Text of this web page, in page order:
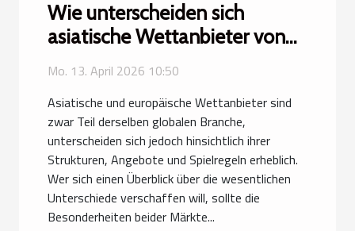
Wie unterscheiden sich
asiatische Wettanbieter von
europäischen?
Mo. 13. April 2026 10:50
Asiatische und europäische Wettanbieter sind
zwar Teil derselben globalen Branche,
unterscheiden sich jedoch hinsichtlich ihrer
Strukturen, Angebote und Spielregeln erheblich.
Wer sich einen Überblick über die wesentlichen
Unterschiede verschaffen will, sollte die
Besonderheiten beider Märkte...